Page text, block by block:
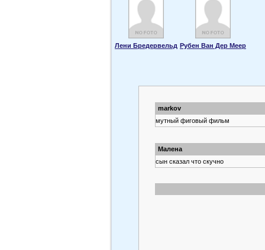
Лени Бредервельд Рубен Ван Дер Меер
markov
мутный фиговый фильм
Малена
сын сказал что скучно